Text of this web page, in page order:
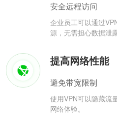
安全远程访问
企业员工可以通过
源，无需担心数据泄露
提高网络性能
避免带宽限制
使用VPN可以隐藏流
网络体验。